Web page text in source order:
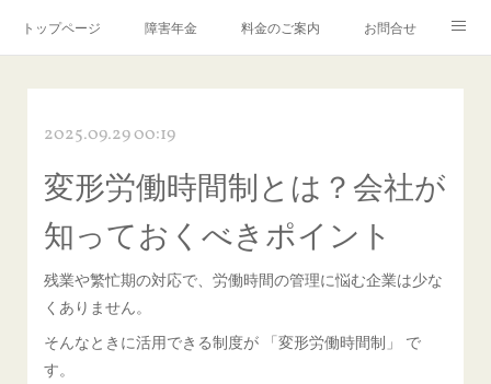
トップページ 障害年金 料金のご案内 お問合せ
2025.09.29 00:19
変形労働時間制とは？会社が
知っておくべきポイント
残業や繁忙期の対応で、労働時間の管理に悩む企業は少な
くありません。
そんなときに活用できる制度が 「変形労働時間制」 で
す。